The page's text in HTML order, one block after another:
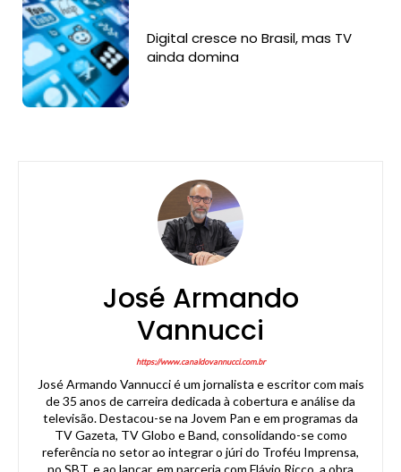
Digital cresce no Brasil, mas TV
ainda domina
José Armando
Vannucci
https://www.canaldovannucci.com.br
José Armando Vannucci é um jornalista e escritor com mais
de 35 anos de carreira dedicada à cobertura e análise da
televisão. Destacou-se na Jovem Pan e em programas da
TV Gazeta, TV Globo e Band, consolidando-se como
referência no setor ao integrar o júri do Troféu Imprensa,
no SBT, e ao lançar, em parceria com Flávio Ricco, a obra